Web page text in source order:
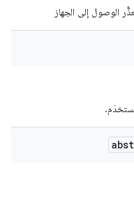
الوصول إلى الجهاز